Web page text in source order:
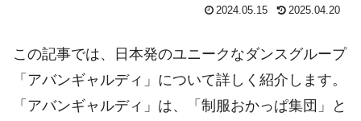
2024.05.15 2025.04.20
この記事では、日本発のユニークなダンスグループ
「アバンギャルディ」について詳しく紹介します。
「アバンギャルディ」は、「制服おかっぱ集団」と